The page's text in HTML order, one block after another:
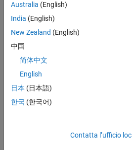
I
hav
e
ulat
ed
the
me
syst
Australia (English)
India (English)
New Zealand (English)
中国
简体中文
English
日本 (日本語)
한국 (한국어)
Contatta l’ufficio